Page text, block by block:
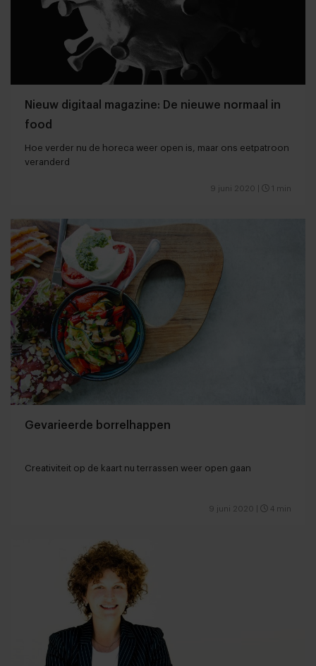
Nieuw digitaal magazine: De nieuwe normaal in
food
Hoe verder nu de horeca weer open is, maar ons eetpatroon
veranderd
9 juni 2020 1 min
Gevarieerde borrelhappen
Creativiteit op de kaart nu terrassen weer open gaan
9 juni 2020 4 min